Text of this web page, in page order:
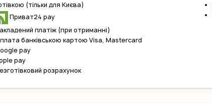
(тільки для Києва)
Приват24 pay
платіж (при отриманні)
банківською картою Visa, Mastercard
pay
pay
розрахунок